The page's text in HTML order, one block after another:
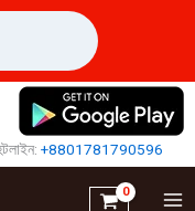
+8801781790596